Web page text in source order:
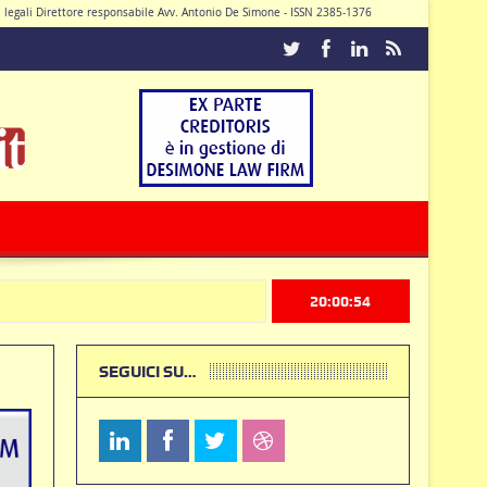
Direttore responsabile Avv. Antonio De Simone - ISSN 2385-1376
20:00:55
SEGUICI SU…